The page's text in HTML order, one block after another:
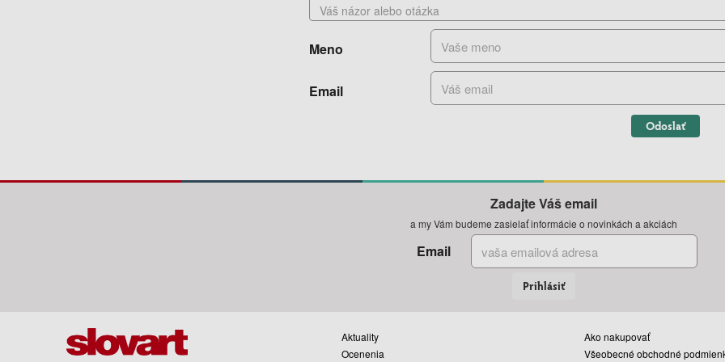
Meno
Email
Odoslať
Zadajte Váš email
a my Vám budeme zasielať informácie o novinkách a akciách
Email
Prihlásiť
Aktuality
Ocenenia
Ako nakupovať
Všeobecné obchodné